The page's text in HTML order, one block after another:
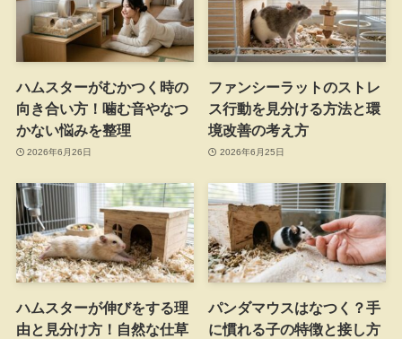
ハムスターがむかつく時の
向き合い方！噛む音やなつ
かない悩みを整理
2026年6月26日
ファンシーラットのストレ
ス行動を見分ける方法と環
境改善の考え方
2026年6月25日
ハムスターが伸びをする理
由と見分け方！自然な仕草
パンダマウスはなつく？手
に慣れる子の特徴と接し方